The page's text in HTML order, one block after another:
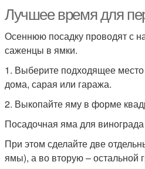
Лучшее время для
Осеннюю посадку проводят с
саженцы в ямки.
1. Выберите подходящее
дома, сарая или гаража.
2. Выкопайте яму в форме
Посадочная яма для винограда
При этом сделайте две
ямы), а во вторую – остальной